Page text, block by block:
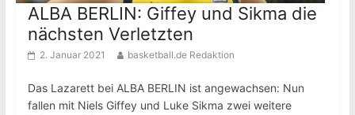
ALBA BERLIN: Giffey und Sikma die
nächsten Verletzten
2. Januar 2021 basketball.de Redaktion
Das Lazarett bei ALBA BERLIN ist angewachsen: Nun
fallen mit Niels Giffey und Luke Sikma zwei weitere